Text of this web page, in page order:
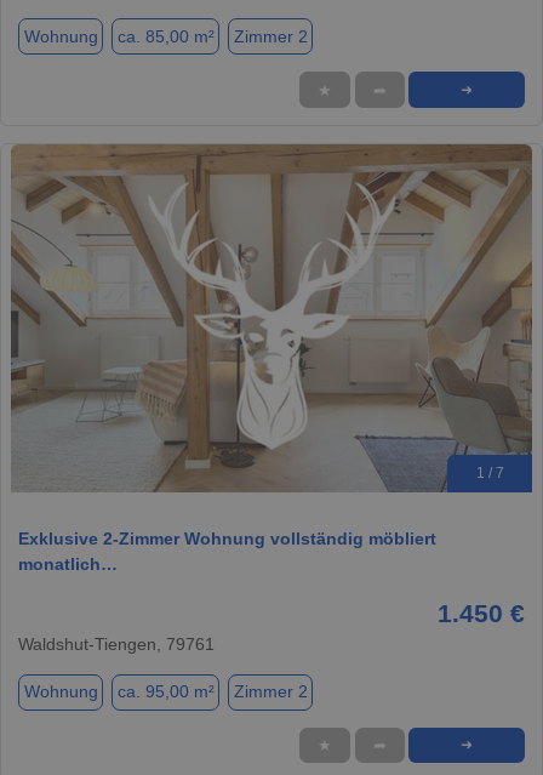
Wohnung ca. 85,00 m² Zimmer 2
★ ➦ ➜
1 / 7
Exklusive 2-Zimmer Wohnung vollständig möbliert
monatlich…
1.450 €
Waldshut-Tiengen, 79761
Wohnung ca. 95,00 m² Zimmer 2
★ ➦ ➜